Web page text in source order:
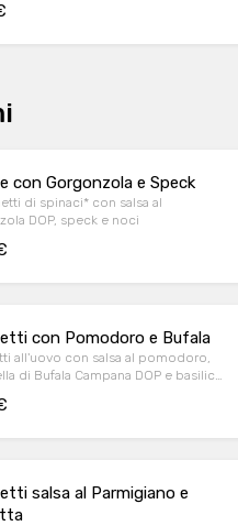
di Bufala Campana DOP servito
con Gorgonzola e Speck
di spinaci* con salsa al
DOP, speck e noci
con Pomodoro e Bufala
all'uovo con salsa al pomodoro,
di Bufala Campana DOP e basilico
salsa al Parmigiano e